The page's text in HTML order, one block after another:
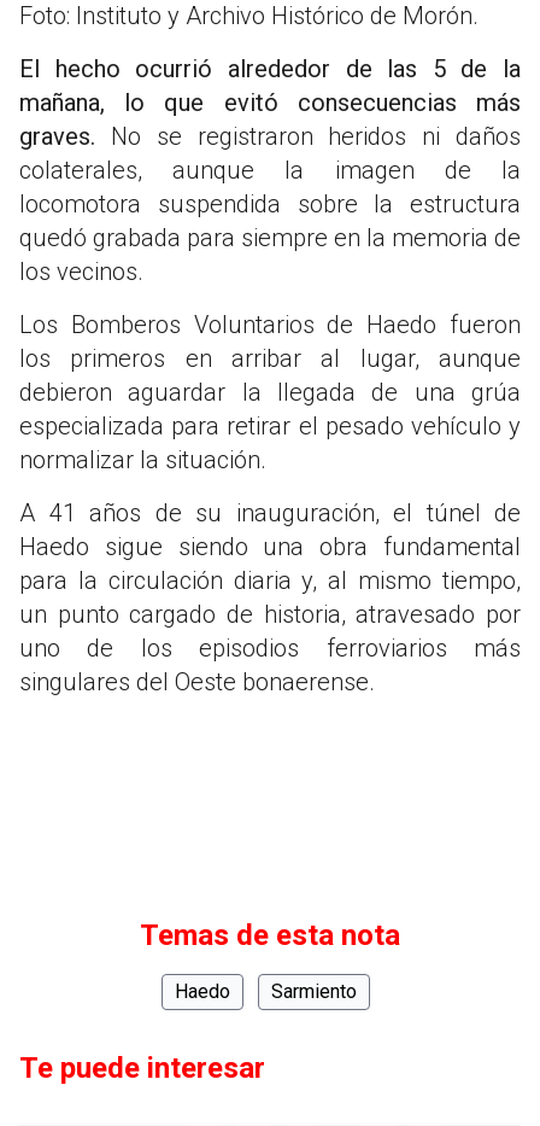
Foto: Instituto y Archivo Histórico de Morón.
El hecho ocurrió alrededor de las 5 de la
mañana, lo que evitó consecuencias más
graves.
No se registraron heridos ni daños
colaterales, aunque la imagen de la
locomotora suspendida sobre la estructura
quedó grabada para siempre en la memoria de
los vecinos.
Los Bomberos Voluntarios de Haedo fueron
los primeros en arribar al lugar, aunque
debieron aguardar la llegada de una grúa
especializada para retirar el pesado vehículo y
normalizar la situación.
A 41 años de su inauguración, el túnel de
Haedo sigue siendo una obra fundamental
para la circulación diaria y, al mismo tiempo,
un punto cargado de historia, atravesado por
uno de los episodios ferroviarios más
singulares del Oeste bonaerense.
Temas de esta nota
Haedo Sarmiento
Te puede interesar